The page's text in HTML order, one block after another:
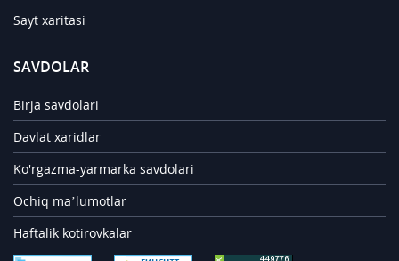
Sayt xaritasi
SAVDOLAR
Birja savdolari
Davlat xaridlar
Ko'rgazma-yarmarka savdolari
Ochiq ma’lumotlar
Haftalik kotirovkalar